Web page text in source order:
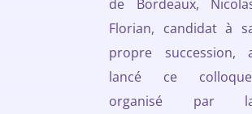
de Bordeaux,
Florian, candidat à
propre succession,
lancé ce
organisé par